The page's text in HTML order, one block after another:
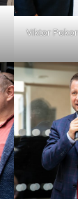
Viktor